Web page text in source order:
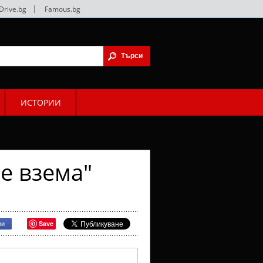
Famous.bg
ИСТОРИИ
взема"
Save